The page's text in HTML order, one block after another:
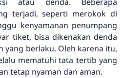
terjadi, seperti merokok di
kenyamanan penumpang
tiket, bisa dikenakan denda
yang berlaku. Oleh karena itu,
mematuhi tata tertib yang
tetap nyaman dan aman.